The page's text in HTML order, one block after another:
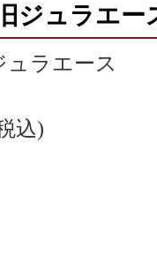
ジュラエー
ュラエース
込)